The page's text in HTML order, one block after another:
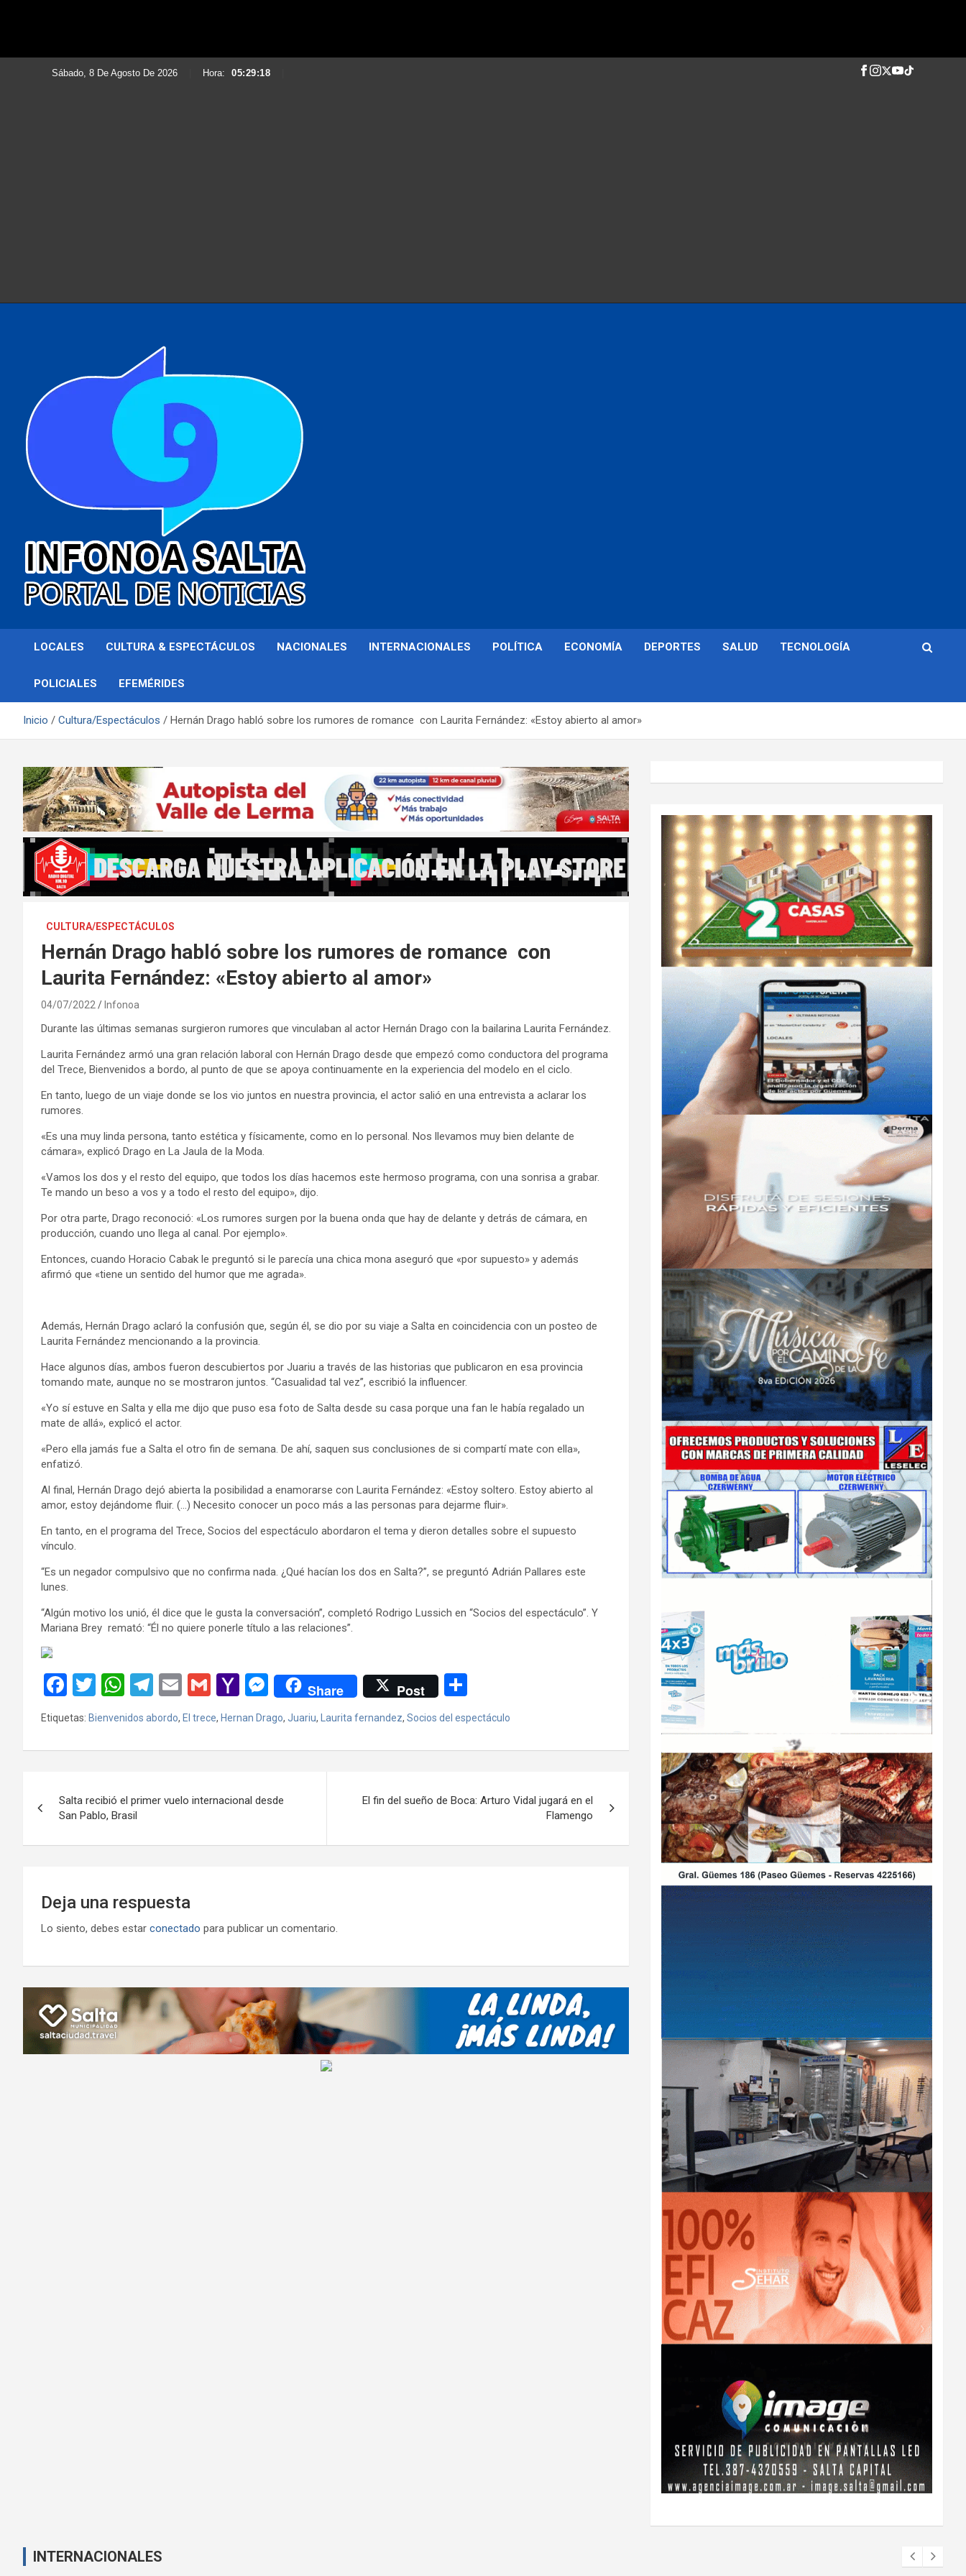
Sábado, 8 De Agosto De 2026 Hora: 05:29:20
Infonoa Salta
LOCALES CULTURA & ESPECTÁCULOS NACIONALES INTERNACIONALES POLÍTICA ECONOMÍA DEPORTES SALUD TECNOLOGÍA
POLICIALES EFEMÉRIDES
Inicio Cultura/Espectáculos Hernán Drago habló sobre los rumores de romance con Laurita Fernández: «Estoy abierto al amor»
CULTURA/ESPECTÁCULOS
Hernán Drago habló sobre los rumores de romance con
Laurita Fernández: «Estoy abierto al amor»
04/07/2022 Infonoa
Durante las últimas semanas surgieron rumores que vinculaban al actor Hernán Drago con la bailarina Laurita Fernández.
Laurita Fernández armó una gran relación laboral con Hernán Drago desde que empezó como conductora del programa
del Trece, Bienvenidos a bordo, al punto de que se apoya continuamente en la experiencia del modelo en el ciclo.
En tanto, luego de un viaje donde se los vio juntos en nuestra provincia, el actor salió en una entrevista a aclarar los
rumores.
«Es una muy linda persona, tanto estética y físicamente, como en lo personal. Nos llevamos muy bien delante de
cámara», explicó Drago en La Jaula de la Moda.
«Vamos los dos y el resto del equipo, que todos los días hacemos este hermoso programa, con una sonrisa a grabar.
Te mando un beso a vos y a todo el resto del equipo», dijo.
Por otra parte, Drago reconoció: «Los rumores surgen por la buena onda que hay de delante y detrás de cámara, en
producción, cuando uno llega al canal. Por ejemplo».
Entonces, cuando Horacio Cabak le preguntó si le parecía una chica mona aseguró que «por supuesto» y además
afirmó que «tiene un sentido del humor que me agrada».
Además, Hernán Drago aclaró la confusión que, según él, se dio por su viaje a Salta en coincidencia con un posteo de
Laurita Fernández mencionando a la provincia.
Hace algunos días, ambos fueron descubiertos por Juariu a través de las historias que publicaron en esa provincia
tomando mate, aunque no se mostraron juntos. “Casualidad tal vez”, escribió la influencer.
«Yo sí estuve en Salta y ella me dijo que puso esa foto de Salta desde su casa porque una fan le había regalado un
mate de allá», explicó el actor.
«Pero ella jamás fue a Salta el otro fin de semana. De ahí, saquen sus conclusiones de si compartí mate con ella»,
enfatizó.
Al final, Hernán Drago dejó abierta la posibilidad a enamorarse con Laurita Fernández: «Estoy soltero. Estoy abierto al
amor, estoy dejándome fluir. (…) Necesito conocer un poco más a las personas para dejarme fluir».
En tanto, en el programa del Trece, Socios del espectáculo abordaron el tema y dieron detalles sobre el supuesto
vínculo.
“Es un negador compulsivo que no confirma nada. ¿Qué hacían los dos en Salta?”, se preguntó Adrián Pallares este
lunes.
“Algún motivo los unió, él dice que le gusta la conversación”, completó Rodrigo Lussich en “Socios del espectáculo”. Y
Mariana Brey remató: “Él no quiere ponerle título a las relaciones”.
F
a
ce
b
o
k
T
wi
tt
er
W
h
at
s
p
p
T
e
gr
m
E
m
ail
G
m
ail
Y
h
o
M
M
se
n
er
Share Post
m
p
tir
Etiquetas: Bienvenidos abordo, El trece, Hernan Drago, Juariu, Laurita fernandez, Socios del espectáculo
de
entradas
Salta recibió el primer vuelo internacional desde
San Pablo, Brasil
El fin del sueño de Boca: Arturo Vidal jugará en el
Flamengo
Deja una respuesta
Lo siento, debes estar conectado para publicar un comentario.
INTERNACIONALES